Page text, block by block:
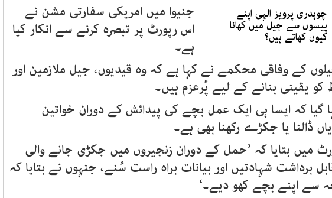
چوہدری پرویز الہی اپنے
پیسوں سے جیل میں کھانا
کیوں کھاتے ہیں؟
جنیوا میں امریکی سفارتی مشن نے
اس رپورٹ پر تبصرہ کرنے سے انکار کیا
ہے۔
کے وفاقی محکمے نے کہا ہے کہ وہ قیدیوں، جیل ملازمین اور
یقینی بنانے کے لیے پُرعزم ہیں۔
گیا کہ ایسا ہی ایک عمل بچے کی پیدائش کے دوران خواتین
ڈالنا یا جکڑے رکھنا بھی ہے۔
میں بتایا کہ ’حمل کے دوران زنجیروں میں جکڑی جانے والی
برداشت شہادتیں اور بیانات براہ راست سُنے، جنہوں نے بتایا کہ
سے اپنے بچے کھو دیے۔‘